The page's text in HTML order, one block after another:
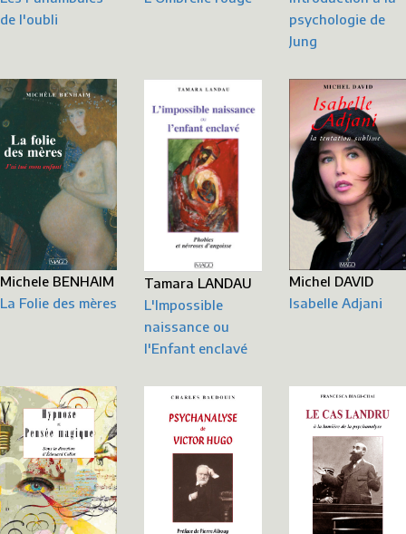
de l'oubli
psychologie de
Jung
Michele BENHAIM
La Folie des mères
Tamara LANDAU
L'Impossible
naissance ou
l'Enfant enclavé
Michel DAVID
Isabelle Adjani